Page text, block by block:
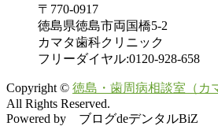
〒770-0917
徳島県徳島市両国橋5-2
カマタ歯科クリニック
フリーダイヤル:0120-928-658
Copyright © 徳島・歯周病相談室（カ
All Rights Reserved.
Powered by ブログdeデンタルBiZ